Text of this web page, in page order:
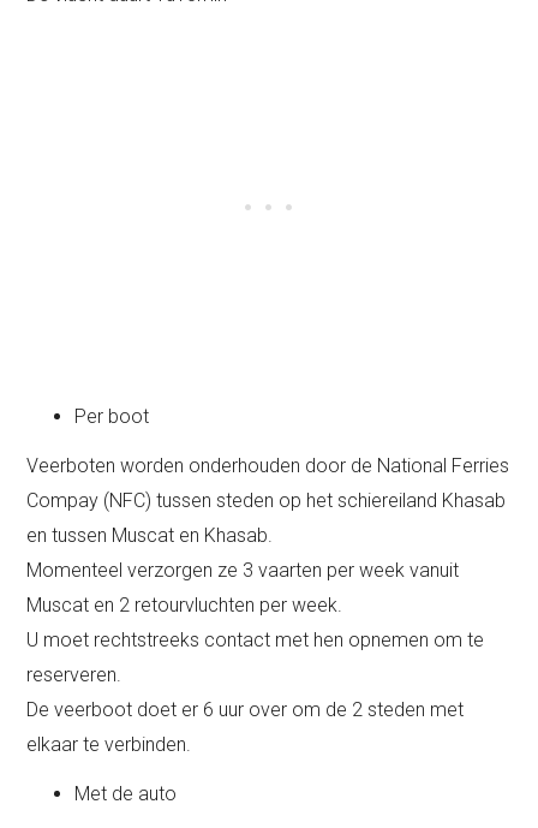
Per boot
Veerboten worden onderhouden door de National Ferries
Compay (NFC) tussen steden op het schiereiland Khasab
en tussen Muscat en Khasab.
Momenteel verzorgen ze 3 vaarten per week vanuit
Muscat en 2 retourvluchten per week.
U moet rechtstreeks contact met hen opnemen om te
reserveren.
De veerboot doet er 6 uur over om de 2 steden met
elkaar te verbinden.
Met de auto